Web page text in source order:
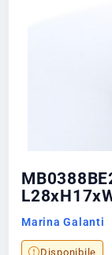
Marina Galanti
Disponibile